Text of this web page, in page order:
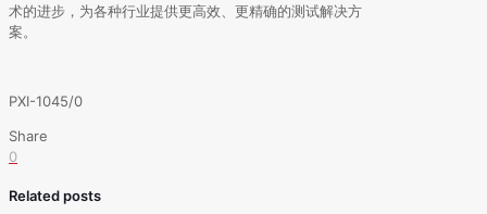
术的进步，为各种行业提供更高效、更精确的测试解决方
案。
PXI-1045/0
Share
0
Related posts